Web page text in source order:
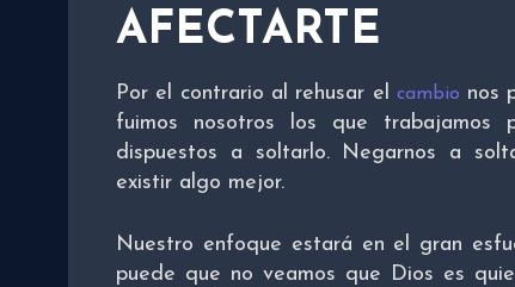
AFECTARTE
Por el contrario al rehusar el cambio nos
fuimos nosotros los que
dispuestos a soltarlo. Negarnos a
existir algo mejor.
Nuestro enfoque estará en el gran
puede que no veamos que Dios es